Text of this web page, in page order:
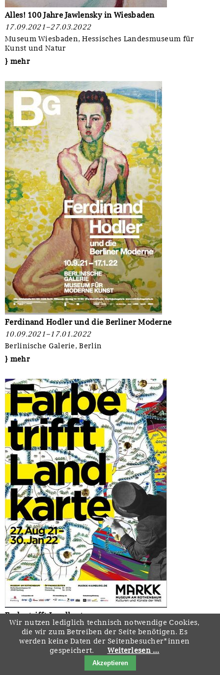
Alles! 100 Jahre Jawlensky in Wiesbaden
17.09.2021–27.03.2022
Museum Wiesbaden, Hessisches Landesmuseum für
Kunst und Natur
} mehr
Ferdinand Hodler und die Berliner Moderne
10.09.2021–17.01.2022
Berlinische Galerie, Berlin
} mehr
Farbe trifft Landkarte
27.08.2021–29.05.2022
MARKK - Museum am Rotherbaum Hamburg
Wir nutzen lediglich technisch notwendige Cookies,
die wir zum Betreiben der Seite benötigen. Es
werden keine Daten der Seitenbesucher*innen
gespeichert.
Weiterlesen …
Akzeptieren